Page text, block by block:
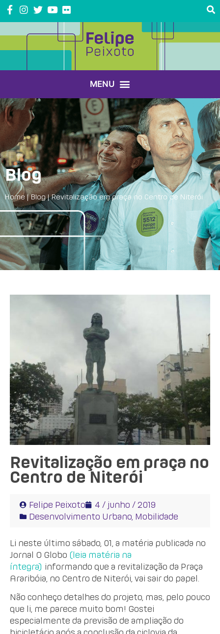
Blog
Home|Blog|Revitalização em praça no Centro de Niterói
Revitalização em praça no
Centro de Niterói
Felipe Peixoto
4 / junho / 2019
Desenvolvimento Urbano Mobilidade
Li neste último sábado, 01, a matéria publicada no
Jornal O Globo (leia matéria na
íntegra) informando que a revitalização da Praça
Araribóia, no Centro de Niterói, vai sair do papel.
Não conheço detalhes do projeto, mas, pelo pouco
que li, me parece muito bom! Gostei
especialmente da previsão de ampliação do